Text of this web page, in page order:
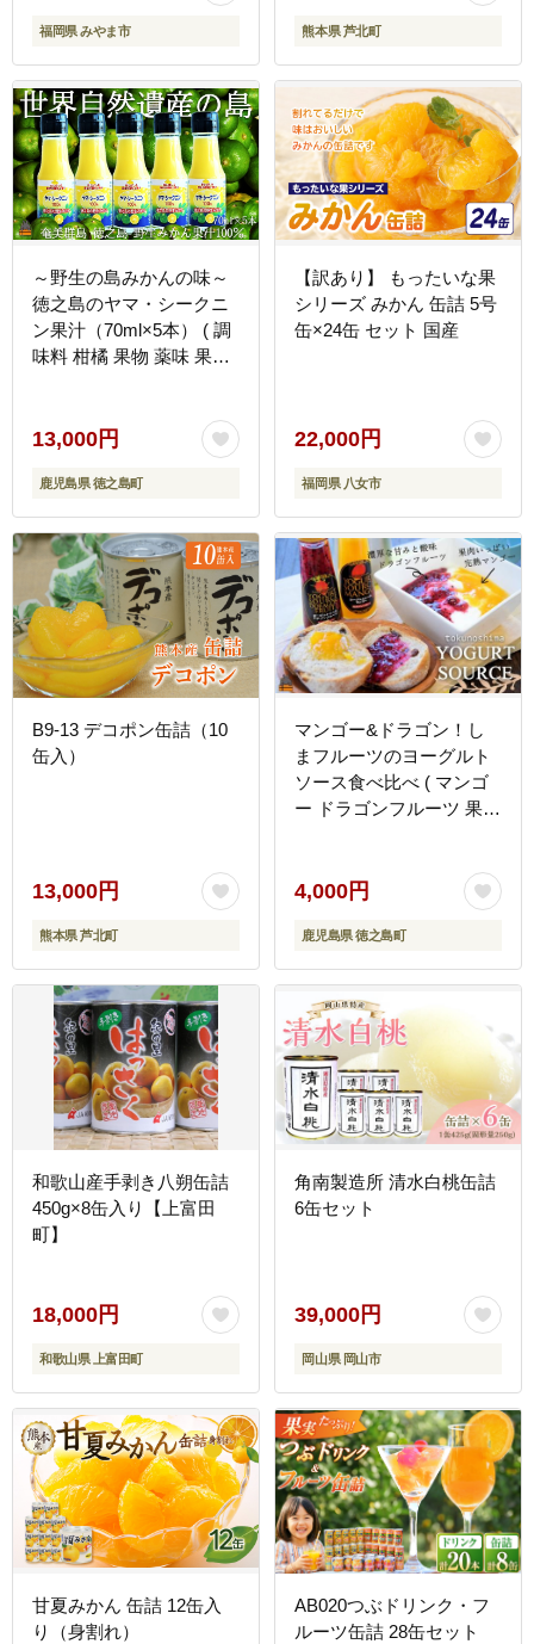
福岡県 みやま市 熊本県 芦北町
～野生の島みかんの味～
徳之島のヤマ・シークニ
ン果汁（70ml×5本） ( 調
味料 柑橘 果物 薬味 果汁
みかん 奄美 鹿児島 鍋 焼
き魚 料理 お酒 焼酎 酸味
美味しい ダイキチ食品 )
13,000円
鹿児島県 徳之島町
【訳あり】 もったいな果
シリーズ みかん 缶詰 5号
缶×24缶 セット 国産
22,000円
福岡県 八女市
B9-13 デコポン缶詰（10
缶入）
13,000円
熊本県 芦北町
マンゴー&ドラゴン！し
まフルーツのヨーグルト
ソース食べ比べ ( マンゴ
ー ドラゴンフルーツ 果物
鹿児島 美味しい 食べ比べ
レターパックプラス配送
4,000円
鹿児島県 徳之島町
和歌山産手剥き八朔缶詰
450g×8缶入り【上富田
町】
18,000円
和歌山県 上富田町
角南製造所 清水白桃缶詰
6缶セット
39,000円
岡山県 岡山市
甘夏みかん 缶詰 12缶入
り（身割れ）
AB020つぶドリンク・フ
ルーツ缶詰 28缶セット